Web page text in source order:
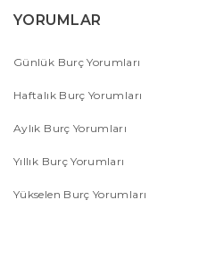
YORUMLAR
Günlük Burç Yorumları
Haftalık Burç Yorumları
Aylık Burç Yorumları
Yıllık Burç Yorumları
Yükselen Burç Yorumları